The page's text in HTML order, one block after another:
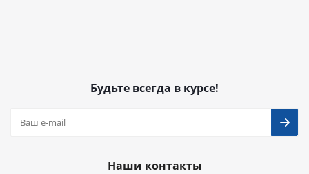
Будьте всегда в курсе!
Наши контакты